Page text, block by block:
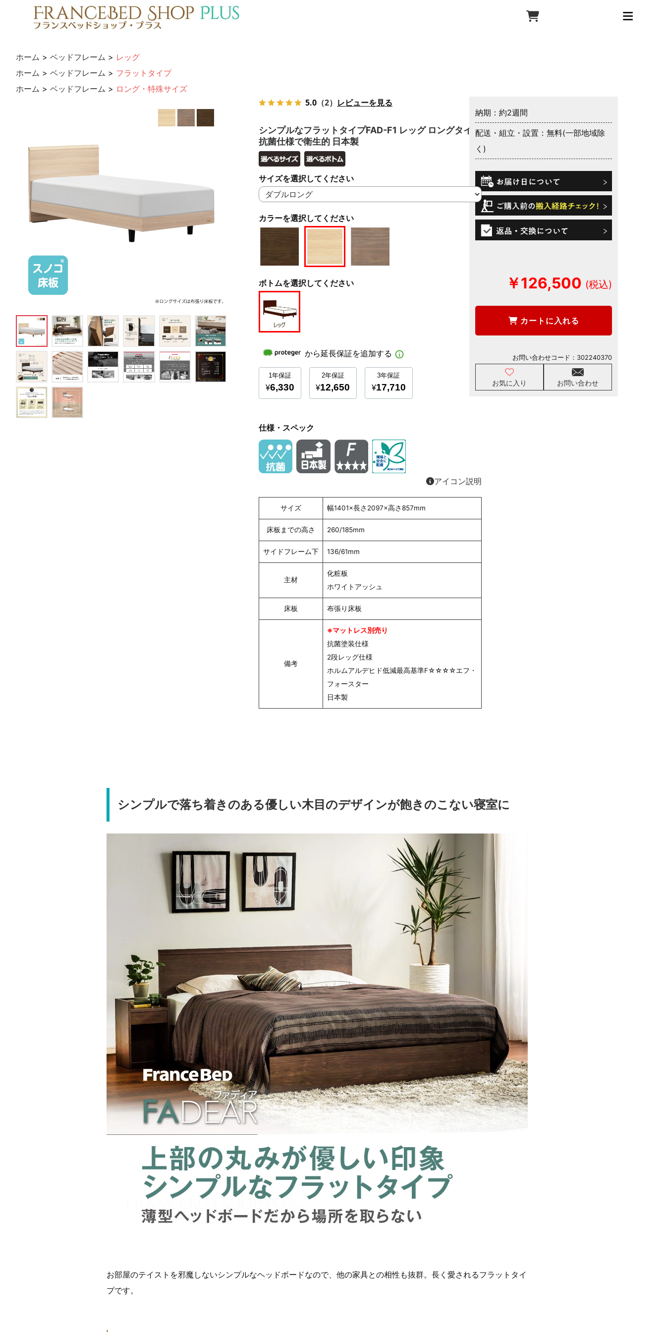
ホーム > ベッドフレーム > レッグ
ホーム > ベッドフレーム > フラットタイプ
ホーム > ベッドフレーム > ロング・特殊サイズ
5.0 （2） レビューを見る
シンプルなフラットタイプFAD-F1 レッグ ロングタイプ
抗菌仕様で衛生的 日本製
カラーを選択してください
サイズを選択してください
ボトムを選択してください
仕様・スペック
アイコン説明
サイズ 幅1401×長さ2097×高さ857mm
床板までの高さ 260/185mm
サイドフレーム下 136/61mm
主材
化粧板
ホワイトアッシュ
床板 布張り床板
備考
※マットレス別売り
抗菌塗装仕様
2段レッグ仕様
ホルムアルデヒド低減最高基準F☆☆☆☆エフ・
フォースター
日本製
納期：約2週間
配送・組立・設置：無料(一部地域除
く)
￥126,500
カートに入れる
お気に入り お問い合わせ
お問い合わせコード： 302240370
シンプルで落ち着きのある優しい木目のデザインが飽きのこない寝室に
お部屋のテイストを邪魔しないシンプルなヘッドボードなので、他の家具との相性も抜群。長く愛されるフラットタイ
プです。